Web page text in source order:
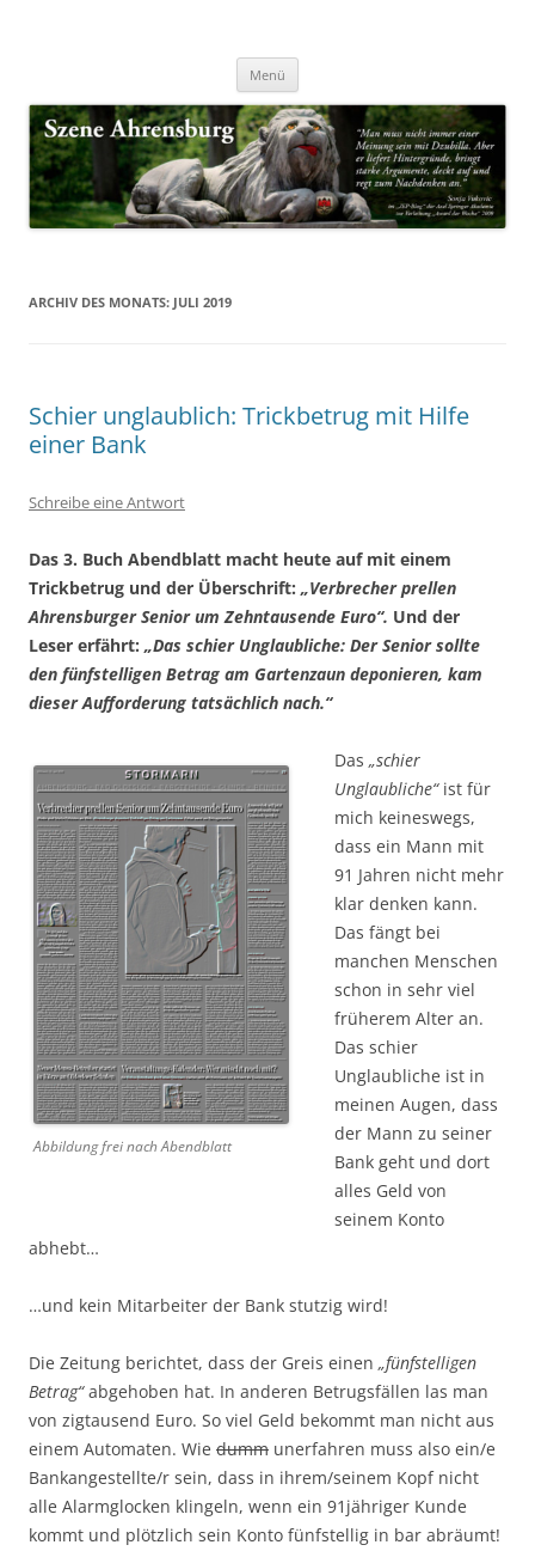
Szene Ahrensburg
Menü
ARCHIV DES MONATS: JULI 2019
Schier unglaublich: Trickbetrug mit Hilfe
einer Bank
Schreibe eine Antwort
Das 3. Buch Abendblatt macht heute auf mit einem
Trickbetrug und der Überschrift: „Verbrecher prellen
Ahrensburger Senior um Zehntausende Euro“. Und der
Leser erfährt: „Das schier Unglaubliche: Der Senior sollte
den fünfstelligen Betrag am Gartenzaun deponieren, kam
dieser Aufforderung tatsächlich nach.“
Abbildung frei nach Abendblatt
Das „schier
Unglaubliche“ist für
mich keineswegs,
dass ein Mann mit
91 Jahren nicht mehr
klar denken kann.
Das fängt bei
manchen Menschen
schon in sehr viel
früherem Alter an.
Das schier
Unglaubliche ist in
meinen Augen, dass
der Mann zu seiner
Bank geht und dort
alles Geld von
seinem Konto
abhebt…
…und kein Mitarbeiter der Bank stutzig wird!
Die Zeitung berichtet, dass der Greis einen „fünfstelligen
Betrag“abgehoben hat. In anderen Betrugsfällen las man
von zigtausend Euro. So viel Geld bekommt man nicht aus
einem Automaten. Wie dumm unerfahren muss also ein/e
Bankangestellte/r sein, dass in ihrem/seinem Kopf nicht
alle Alarmglocken klingeln, wenn ein 91jähriger Kunde
kommt und plötzlich sein Konto fünfstellig in bar abräumt!